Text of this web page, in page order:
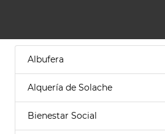
Albufera
Alquería de Solache
Bienestar Social